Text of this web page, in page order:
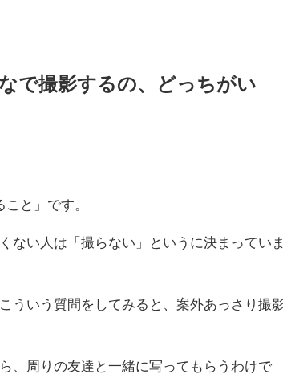
で撮影するの、どっちがい
と」です。
ない人は「撮らない」というに決まっていま
ういう質問をしてみると、案外あっさり撮
、周りの友達と一緒に写ってもらうわけで